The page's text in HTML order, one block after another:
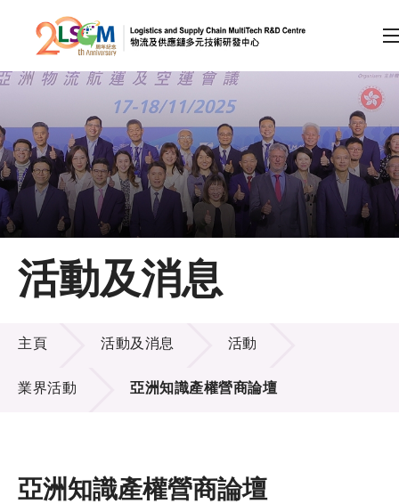
跳到內容（按回車鍵）
會員登入
A A EN 繁 简
主頁
關於LSCM
技術商品化
項目及資助計劃
活動及消息
活動及消息
活動及消息
主頁 活動及消息 活動
業界活動 亞洲知識產權營商論壇
亞洲知識產權營商論壇